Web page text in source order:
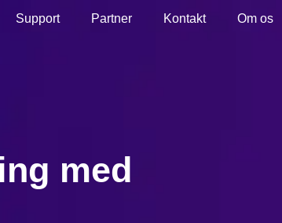
Support Partner Kontakt Om os
med